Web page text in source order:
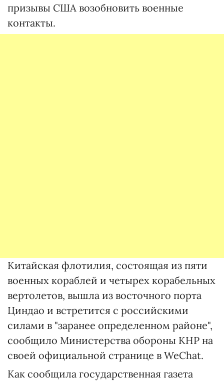
призывы США возобновить военные
контакты.
Китайская флотилия, состоящая из пяти
военных кораблей и четырех корабельных
вертолетов, вышла из восточного порта
Циндао и встретится с российскими
силами в "заранее определенном районе",
сообщило Министерства обороны КНР на
своей официальной странице в WeChat.
Как сообщила государственная газета